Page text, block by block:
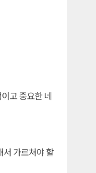
고 중요한 네
서 가르쳐야 할